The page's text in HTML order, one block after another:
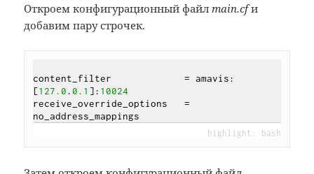
Откроем конфигурационный файлmain.cfи
добавим пару строчек.
content_filter             = amavis:
[127.0.0.1 ]: 10024
receive_override_options   =